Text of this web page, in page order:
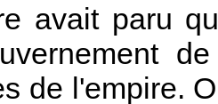
avait paru
de l'empire.